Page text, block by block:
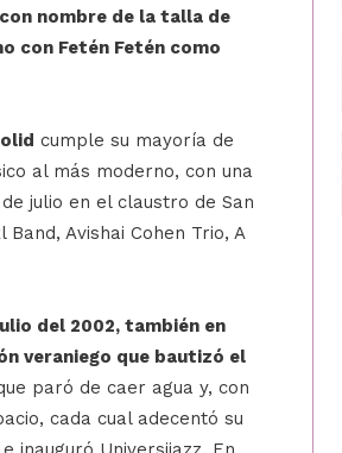
nombre de la talla de
con Fetén Fetén como
cumple su mayoría de
al más moderno, con una
de julio en el claustro de San
Avishai Cohen Trio, A
del 2002, también en
veraniego que bautizó el
paró de caer agua y, con
cada cual adecentó su